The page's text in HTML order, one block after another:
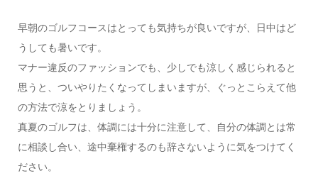
早朝のゴルフコースはとっても気持ちが良いですが、日中はど
うしても暑いです。
マナー違反のファッションでも、少しでも涼しく感じられると
思うと、ついやりたくなってしまいますが、ぐっとこらえて他
の方法で涼をとりましょう。
真夏のゴルフは、体調には十分に注意して、自分の体調とは常
に相談し合い、途中棄権するのも辞さないように気をつけてく
ださい。